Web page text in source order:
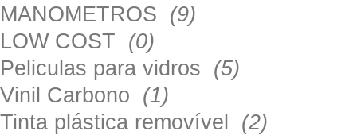
MANOMETROS (9)
LOW COST (0)
Peliculas para vidros (5)
Vinil Carbono (1)
Tinta plástica removível (2)